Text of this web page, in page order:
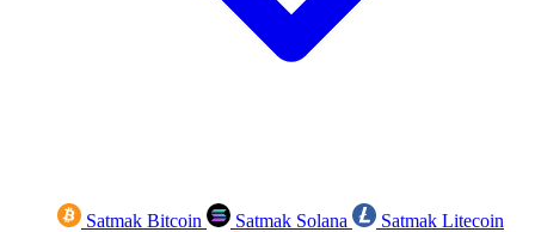
Satmak Bitcoin Satmak Solana
Satmak Litecoin